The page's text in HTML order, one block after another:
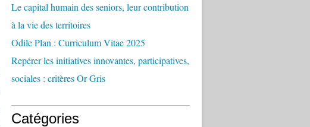
Le capital humain des seniors, leur contribution
à la vie des territoires
Odile Plan : Curriculum Vitae 2025
Repérer les initiatives innovantes, participatives,
sociales : critères Or Gris
Catégories